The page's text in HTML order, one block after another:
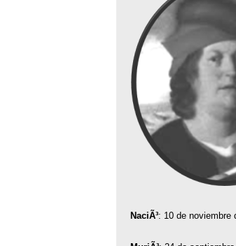
NaciÃ³: 10 de noviembre